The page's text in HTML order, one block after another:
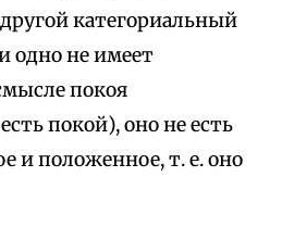
категориальный
одно не имеет
покоя
покой), оно не есть
и положенное, т. е. оно